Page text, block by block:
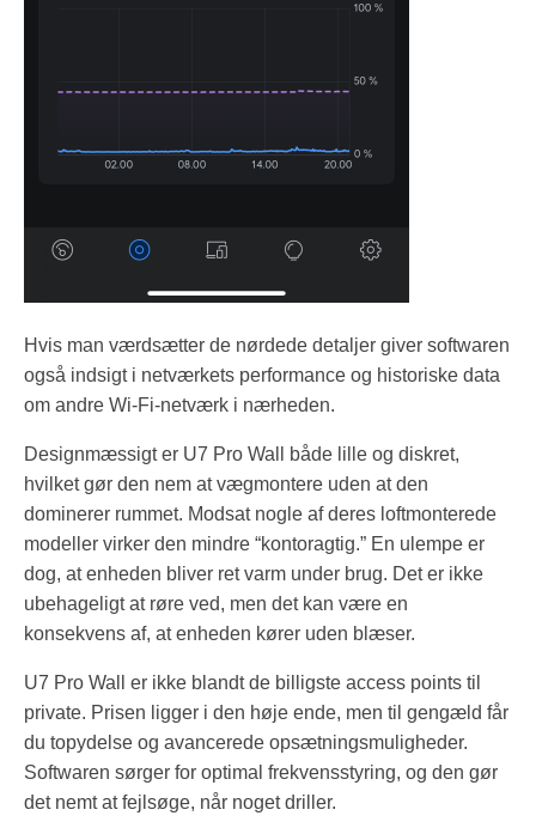
Hvis man værdsætter de nørdede detaljer giver softwaren
også indsigt i netværkets performance og historiske data
om andre Wi-Fi-netværk i nærheden.
Designmæssigt er U7 Pro Wall både lille og diskret,
hvilket gør den nem at vægmontere uden at den
dominerer rummet. Modsat nogle af deres loftmonterede
modeller virker den mindre “kontoragtig.” En ulempe er
dog, at enheden bliver ret varm under brug. Det er ikke
ubehageligt at røre ved, men det kan være en
konsekvens af, at enheden kører uden blæser.
U7 Pro Wall er ikke blandt de billigste access points til
private. Prisen ligger i den høje ende, men til gengæld får
du topydelse og avancerede opsætningsmuligheder.
Softwaren sørger for optimal frekvensstyring, og den gør
det nemt at fejlsøge, når noget driller.